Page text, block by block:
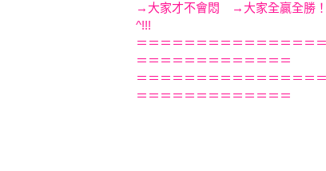
→大家才不會悶 →大家全贏全勝！
＝＝＝＝＝＝＝＝＝＝＝＝＝＝＝
＝＝＝＝＝＝＝＝＝＝＝＝＝
＝＝＝＝＝＝＝＝＝＝＝＝＝＝＝
＝＝＝＝＝＝＝＝＝＝＝＝＝